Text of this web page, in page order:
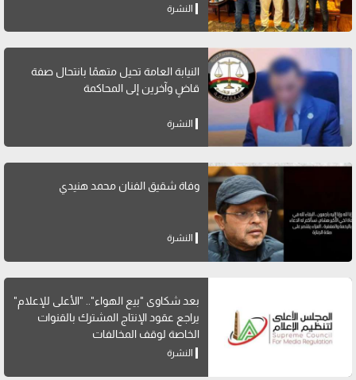
النشرة
النيابة العامة تحيل متهمًا بانتحال صفة
قاضٍ وآخرين إلى المحاكمة
النشرة
وفاة شقيق الفنان محمد هنيدي
النشرة
بعد شكاوى "بيع الهواء".. "الأعلى للإعلام"
يراجع عقود الإنتاج المشترك بالقنوات
الخاصة لوقف المخالفات
النشرة